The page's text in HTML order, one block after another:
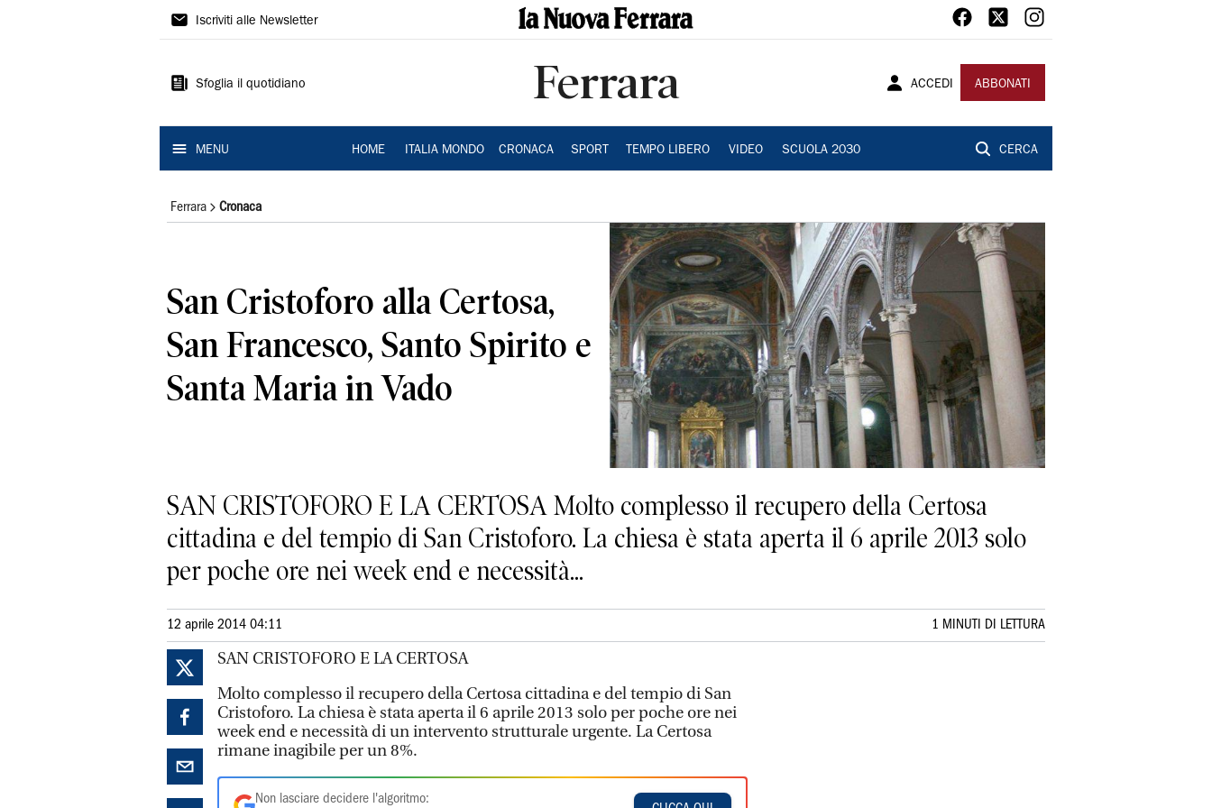
La
Ferrara
Iscriviti alle Newsletter
Sfoglia il quotidiano Ferrara ACCEDI ABBONATI
MENU HOME ITALIA MONDO CRONACA SPORT TEMPO LIBERO VIDEO SCUOLA 2030 CERCA
Ferrara Cronaca
San Cristoforo alla Certosa,
San Francesco, Santo Spirito e
Santa Maria in Vado
SAN CRISTOFORO E LA CERTOSA Molto complesso il recupero della Certosa
cittadina e del tempio di San Cristoforo. La chiesa è stata aperta il 6 aprile 2013 solo
per poche ore nei week end e necessità...
12 aprile 2014 04:11 1 MINUTI DI LETTURA
SAN CRISTOFORO E LA CERTOSA
Molto complesso il recupero della Certosa cittadina e del tempio di San
Cristoforo. La chiesa è stata aperta il 6 aprile 2013 solo per poche ore nei
week end e necessità di un intervento strutturale urgente. La Certosa
rimane inagibile per un 8%.
Non lasciare decidere l'algoritmo: